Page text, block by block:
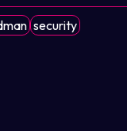
security